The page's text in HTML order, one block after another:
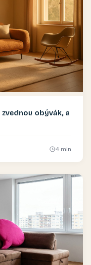
obývák, a
4 min